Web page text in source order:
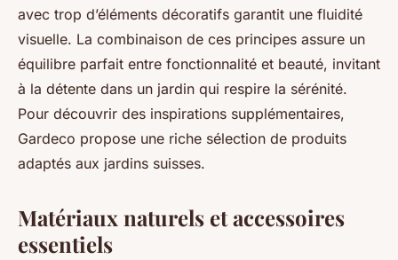
avec trop d’éléments décoratifs garantit une fluidité
visuelle. La combinaison de ces principes assure un
équilibre parfait entre fonctionnalité et beauté, invitant
à la détente dans un jardin qui respire la sérénité.
Pour découvrir des inspirations supplémentaires,
Gardeco propose une riche sélection de produits
adaptés aux jardins suisses.
Matériaux naturels et accessoires
essentiels